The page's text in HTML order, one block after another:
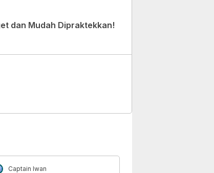
dan Mudah Dipraktekkan!
Captain Iwan